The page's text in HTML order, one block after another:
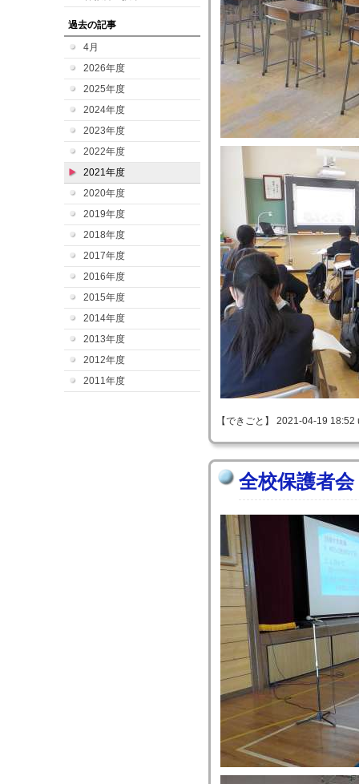
過去の記事
4月
2026年度
2025年度
2024年度
2023年度
2022年度
2021年度
2020年度
2019年度
2018年度
2017年度
2016年度
2015年度
2014年度
2013年度
2012年度
2011年度
【できごと】 2021-04-19
全校保護者会